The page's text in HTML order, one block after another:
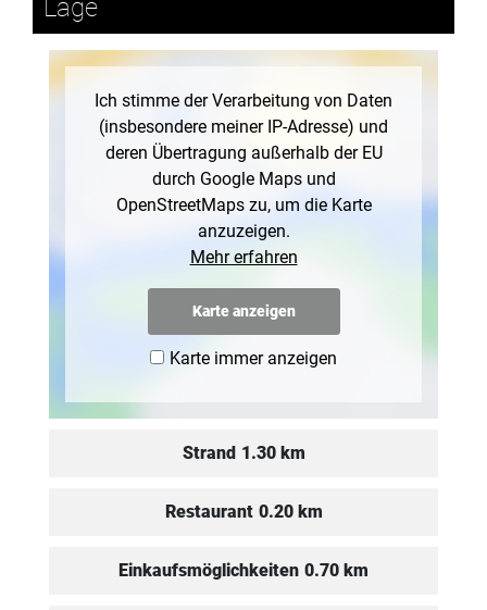
Lage
Ich stimme der Verarbeitung von Daten
(insbesondere meiner IP-Adresse) und
deren Übertragung außerhalb der EU
durch Google Maps und
OpenStreetMaps zu, um die Karte
anzuzeigen.
Mehr erfahren
Karte anzeigen
Karte immer anzeigen
Strand 1.30 km
Restaurant 0.20 km
Einkaufsmöglichkeiten 0.70 km